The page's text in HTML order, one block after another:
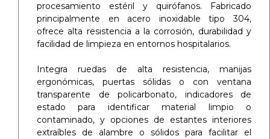
procesamiento estéril y quirófanos. Fabricado
principalmente en acero inoxidable tipo 304,
ofrece alta resistencia a la corrosión, durabilidad y
facilidad de limpieza en entornos hospitalarios.
Integra ruedas de alta resistencia, manijas
ergonómicas, puertas sólidas o con ventana
transparente de policarbonato, indicadores de
estado para identificar material limpio o
contaminado, y opciones de estantes interiores
extraíbles de alambre o sólidos para facilitar el